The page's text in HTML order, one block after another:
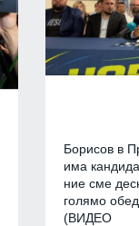
Борисов в
има
ние сме
голямо
(ВИДЕО
Новото издание
Столичната
библиотеки 2026"
Южния парк